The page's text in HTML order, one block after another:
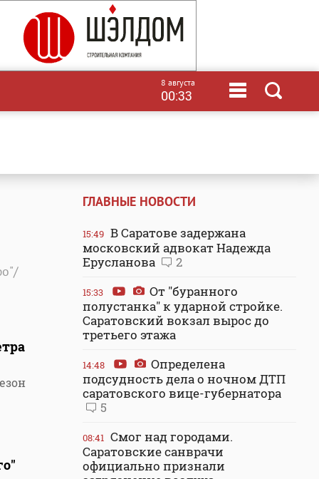
8 августа
00:33
ГЛАВНЫЕ НОВОСТИ
15:49 В Саратове задержана
московский адвокат Надежда
Ерусланова
2
15:33
От "буранного
полустанка" к ударной стройке.
Саратовский вокзал вырос до
третьего этажа
14:48
Определена
подсудность дела о ночном ДТП
саратовского вице-губернатора
5
08:41 Смог над городами.
Саратовские санврачи
официально признали